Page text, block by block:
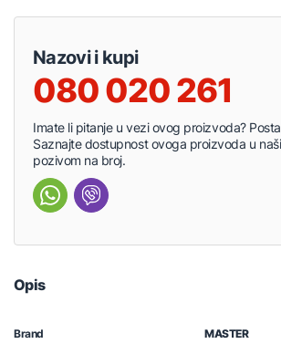
Nazovi i kupi
080 020 261
Imate li pitanje u vezi ovog proizvoda?
Saznajte dostupnost ovoga proizvoda u
pozivom na broj.
Opis
Brand
MASTER